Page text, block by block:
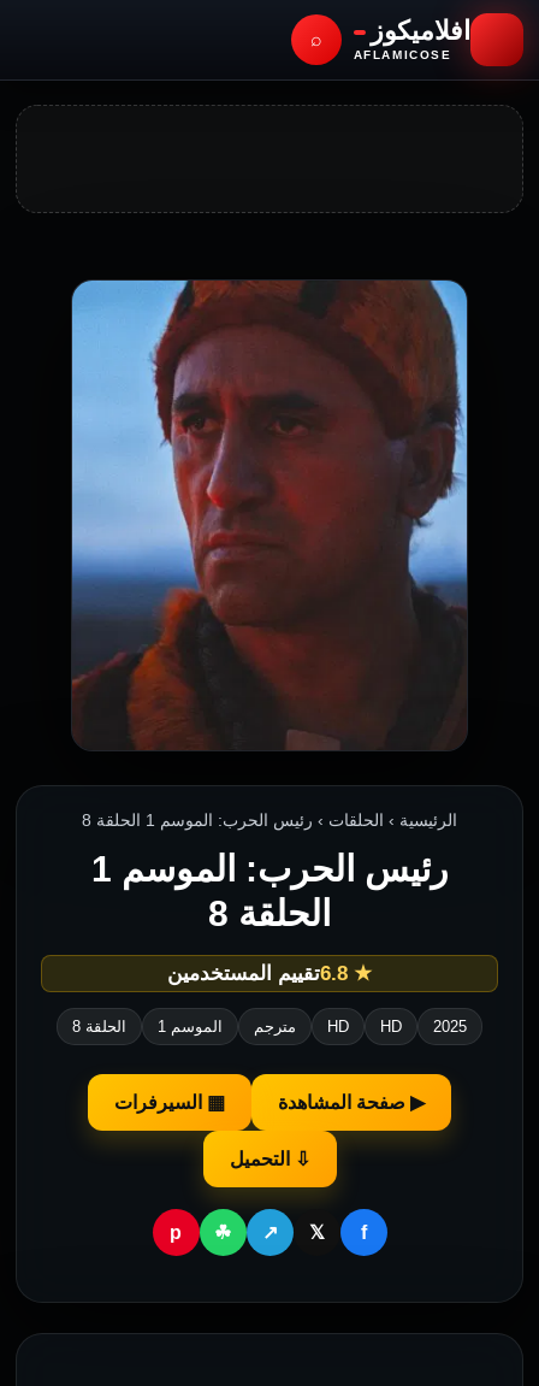
افلاميكوز
AFLAMICOSE
⌕
الرئيسية › الحلقات › رئيس الحرب: الموسم 1 الحلقة 8
رئيس الحرب: الموسم 1
الحلقة 8
★ 6.8 تقييم المستخدمين
2025
HD
HD مترجم الموسم 1 الحلقة 8
▶ صفحة المشاهدة ▦ السيرفرات
⇩ التحميل
f
𝕏
↗
☘
p